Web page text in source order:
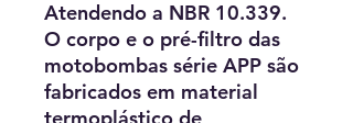
Atendendo a NBR 10.339.
O corpo e o pré-filtro das
motobombas série APP são
fabricados em material